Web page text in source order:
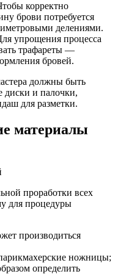
корректно
брови потребуется
делениями.
упрощения процесса
трафареты —
бровей.
должны быть
диски и палочки,
для разметки.
материалы
проработки всех
для процедуры
производиться
ножницы;
определить